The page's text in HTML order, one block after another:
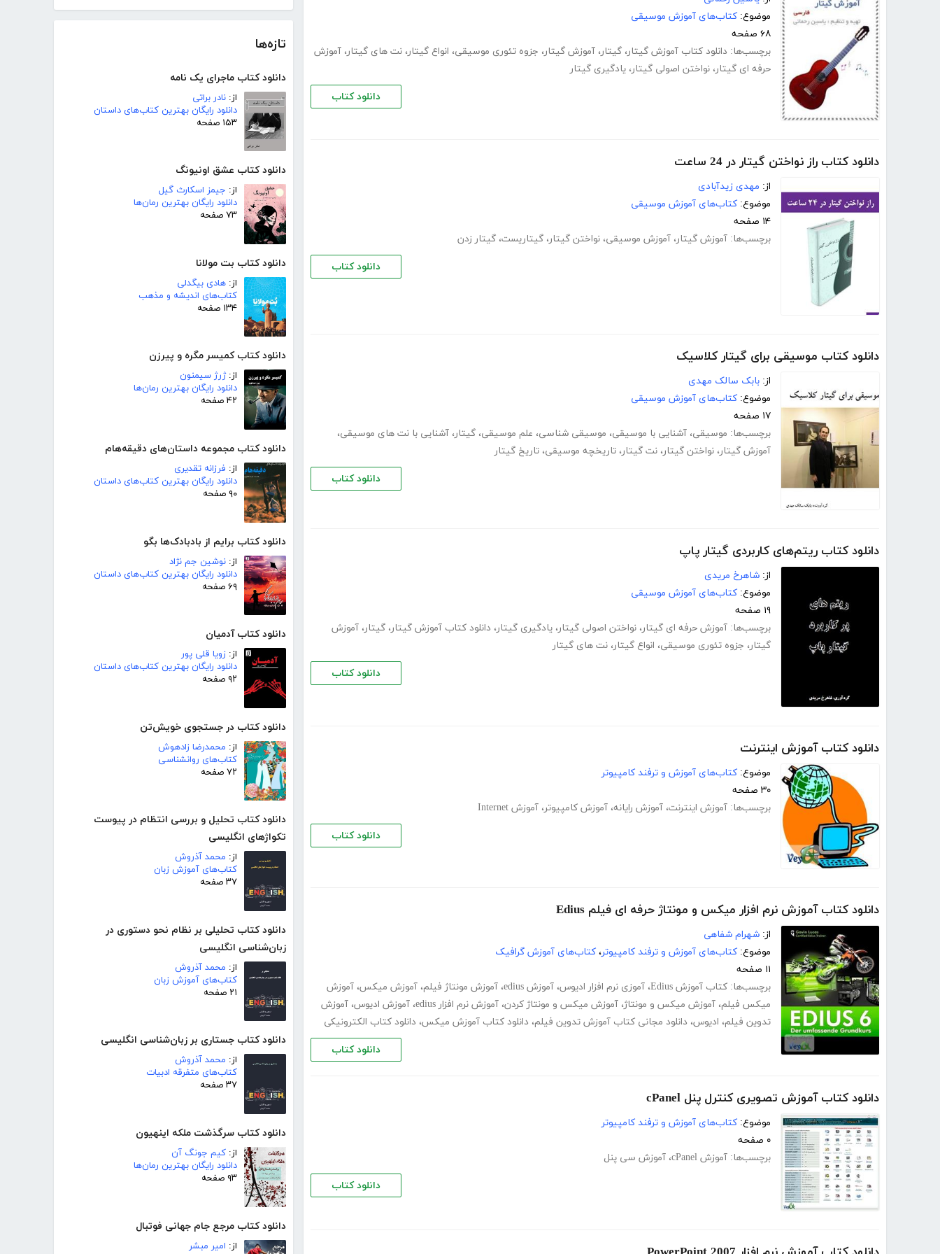
تازه‌ها
دانلود کتاب ماجرای یک نامه
از: نادر براتی
دانلود رایگان بهترین کتاب‌های داستان
۱۵۳ صفحه
دانلود کتاب عشق اونیونگ
از: جیمز اسکارث گیل
دانلود رایگان بهترین رمان‌ها
۷۳ صفحه
دانلود کتاب بت مولانا
از: هادی بیگدلی
کتاب‌های اندیشه و مذهب
۱۳۴ صفحه
دانلود کتاب کمیسر مگره و پیرزن
از:ژرژ سیمنون
دانلود رایگان بهترین رمان‌ها
۴۲ صفحه
دانلود کتاب مجموعه داستان‌های دقیقه‌هام
از: فرزانه تقدیری
دانلود رایگان بهترین کتاب‌های داستان
۹۰ صفحه
دانلود کتاب برایم از بادبادک‌ها بگو
از: نوشین جم نژاد
دانلود رایگان بهترین کتاب‌های داستان
۶۹ صفحه
دانلود کتاب آدمیان
از: زویا قلی پور
دانلود رایگان بهترین کتاب‌های داستان
۹۲ صفحه
دانلود کتاب در جستجوی خویش‌تن
از: محمدرضا زادهوش
کتاب‌های روانشناسی
۷۲ صفحه
دانلود کتاب تحلیل و بررسی انتظام در پیوست
تکواژهای انگلیسی
از: محمد آذروش
کتاب‌های آموزش زبان
۳۷ صفحه
دانلود کتاب تحلیلی بر نظام نحو دستوری در
زبان‌شناسی انگلیسی
از: محمد آذروش
کتاب‌های آموزش زبان
۲۱ صفحه
دانلود کتاب جستاری بر زبان‌شناسی انگلیسی
از: محمد آذروش
کتاب‌های متفرقه ادبیات
۳۷ صفحه
دانلود کتاب سرگذشت ملکه اینهیون
از: کیم جونگ آن
دانلود رایگان بهترین رمان‌ها
۹۳ صفحه
دانلود کتاب مرجع جام جهانی فوتبال
از: امیر مبشر
موضوع: کتاب‌های آموزش موسیقی
۶۸ صفحه
برچسب‌ها: دانلود کتاب آموزش گیتار، گیتار، آموزش گیتار، جزوه تئوری موسیقی، انواع گیتار، نت های گیتار، آموزش
حرفه ای گیتار، نواختن اصولی گیتار، یادگیری گیتار
دانلود کتاب
دانلود کتاب راز نواختن گیتار در 24 ساعت
از: مهدی زیدآبادی
موضوع: کتاب‌های آموزش موسیقی
۱۴ صفحه
برچسب‌ها: آموزش گیتار، آموزش موسیقی، نواختن گیتار، گیتاریست، گیتار زدن
دانلود کتاب
دانلود کتاب موسیقی برای گیتار کلاسیک
از: بابک سالک مهدی
موضوع: کتاب‌های آموزش موسیقی
۱۷ صفحه
برچسب‌ها: موسیقی، آشنایی با موسیقی، موسیقی شناسی، علم موسیقی، گیتار، آشنایی با نت های موسیقی،
آموزش گیتار، نواختن گیتار، نت گیتار، تاریخچه موسیقی، تاریخ گیتار
دانلود کتاب
دانلود کتاب ریتم‌های کاربردی گیتار پاپ
از: شاهرخ مریدی
موضوع: کتاب‌های آموزش موسیقی
۱۹ صفحه
برچسب‌ها: آموزش حرفه ای گیتار، نواختن اصولی گیتار، یادگیری گیتار، دانلود کتاب آموزش گیتار، گیتار، آموزش
گیتار، جزوه تئوری موسیقی، انواع گیتار، نت های گیتار
دانلود کتاب
دانلود کتاب آموزش اینترنت
موضوع: کتاب‌های آموزش و ترفند کامپیوتر
۳۰ صفحه
برچسب‌ها: آموزش اینترنت، آموزش رایانه، آموزش کامپیوتر، آموزش Internet
دانلود کتاب
دانلود کتاب آموزش نرم افزار میکس و مونتاژ حرفه ای فیلم Edius
از: شهرام شفاهی
موضوع: کتاب‌های آموزش و ترفند کامپیوتر، کتاب‌های آموزش گرافیک
۱۱ صفحه
برچسب‌ها: کتاب آموزش Edius ، آموزی نرم افزار ادیوس، آموزش edius ، آموزش مونتاژ فیلم، آموزش میکس، آموزش
میکس فیلم، آموزش میکس و مونتاژ، آموزش میکس و مونتاژ کردن، آموزش نرم افزار edius ، آموزش ادیوس، آموزش
تدوین فیلم، ادیوس، دانلود مجانی کتاب آموزش تدوین فیلم، دانلود کتاب آموزش میکس، دانلود کتاب الکترونیکی
دانلود کتاب
دانلود کتاب آموزش تصویری کنترل پنل cPanel
موضوع: کتاب‌های آموزش و ترفند کامپیوتر
۰ صفحه
برچسب‌ها: آموزش cPanel ، آموزش سی پنل
دانلود کتاب